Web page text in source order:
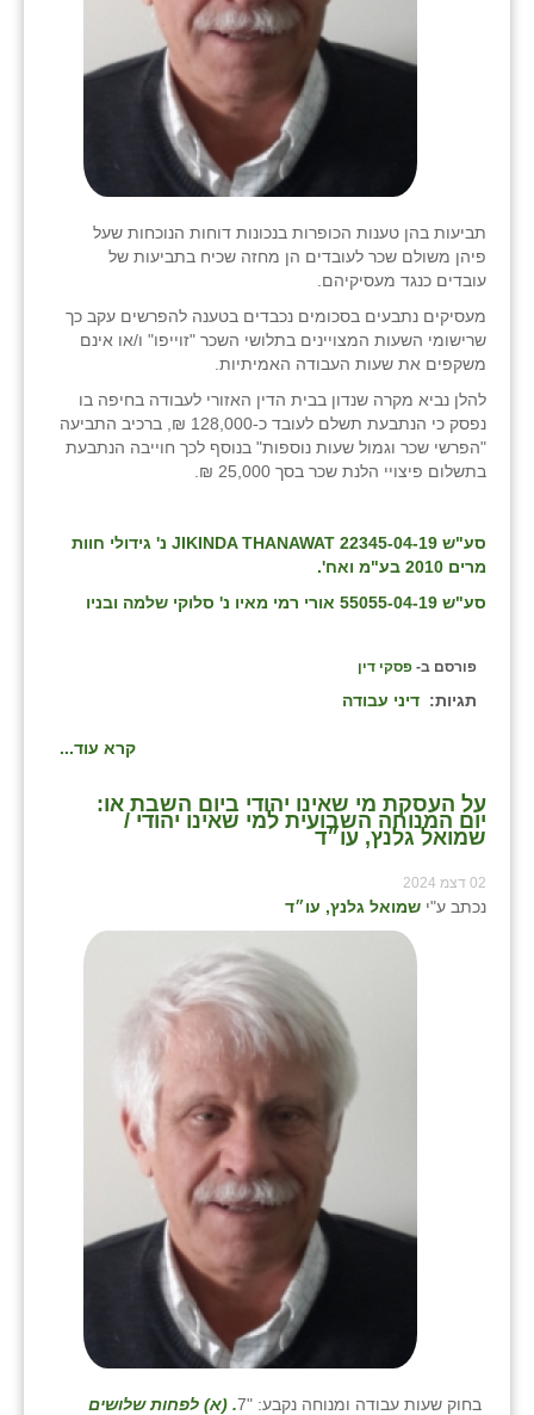
תביעות בהן טענות הכופרות בנכונות דוחות הנוכחות שעל
פיהן משולם שכר לעובדים הן מחזה שכיח בתביעות של
עובדים כנגד מעסיקיהם.
מעסיקים נתבעים בסכומים נכבדים בטענה להפרשים עקב כך
שרישומי השעות המצויינים בתלושי השכר "זוייפו" ו/או אינם
משקפים את שעות העבודה האמיתיות.
להלן נביא מקרה שנדון בבית הדין האזורי לעבודה בחיפה בו
נפסק כי הנתבעת תשלם לעובד כ-128,000 ₪, ברכיב התביעה
"הפרשי שכר וגמול שעות נוספות" בנוסף לכך חוייבה הנתבעת
בתשלום פיצויי הלנת שכר בסך 25,000 ₪.
סע"ש 22345-04-19 JIKINDA THANAWAT נ' גידולי חוות
מרים 2010 בע"מ ואח'.
סע"ש 55055-04-19 אורי רמי מאיו נ' סלוקי שלמה ובניו
פורסם ב- פסקי דין
תגיות: דיני עבודה
קרא עוד...
על העסקת מי שאינו יהודי ביום השבת או:
יום המנוחה השבועית למי שאינו יהודי /
שמואל גלנץ, עו״ד
02 דצמ 2024
נכתב ע"י שמואל גלנץ, עו״ד
בחוק שעות עבודה ומנוחה נקבע: "7 . (א) לפחות שלושים